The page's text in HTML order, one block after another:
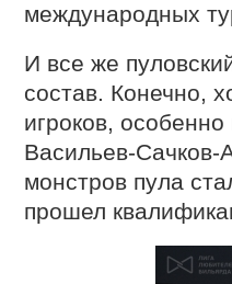
международных
И все же
состав. Конечно,
игроков,
Васильев-Сачков-
монстров пула
прошел